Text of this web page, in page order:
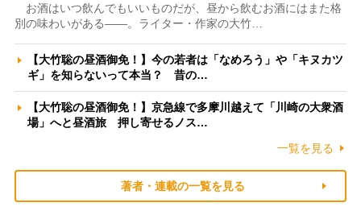
お酒はいつ飲んでもいいものだが、昼から飲むお酒にはまた格
別の味わいがある――。ライター・作家の大竹…
【大竹聡の昼酒御免！】今の若者は「なめろう」や「キヌカツ
ギ」を知らないって本当？ 昔の…
【大竹聡の昼酒御免！】京急線で多摩川越えて「川崎の大衆酒
場」へと昼酒旅 押し寄せるノス…
一覧を見る
著者・連載の一覧を見る